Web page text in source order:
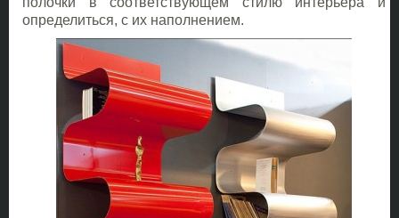
определиться, с их наполнением.